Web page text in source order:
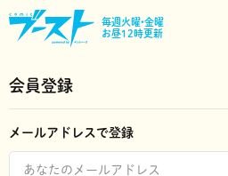
毎週火曜•金曜
お昼12時更新
会員登録
メールアドレスで登録